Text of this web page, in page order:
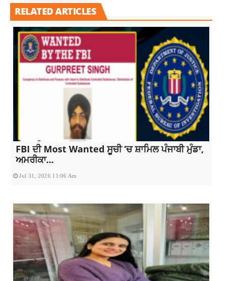
RELATED ARTICLES
FBI ਦੀ Most Wanted ਸੂਚੀ ‘ਚ ਸ਼ਾਮਿਲ ਪੰਜਾਬੀ ਮੁੰਡਾ,
ਅਮਰੀਕਾ...
Jul 31, 2026 11:06 Am